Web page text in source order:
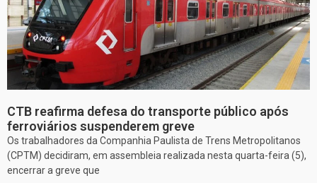
CTB reafirma defesa do transporte público após
ferroviários suspenderem greve
Os trabalhadores da Companhia Paulista de Trens Metropolitanos
(CPTM) decidiram, em assembleia realizada nesta quarta-feira (5),
encerrar a greve que